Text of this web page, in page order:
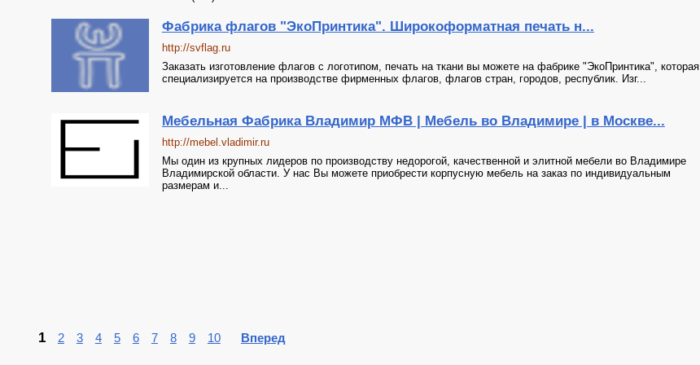
Фабрика флагов "ЭкоПринтика". Широкоформатная печать н...
http://svflag.ru
Заказать изготовление флагов с логотипом, печать на ткани вы можете на фабрике "ЭкоПринтика", которая
специализируется на производстве фирменных флагов, флагов стран, городов, республик. Изг...
Мебельная Фабрика Владимир МФВ | Мебель во Владимире | в Москве...
http://mebel.vladimir.ru
Мы один из крупных лидеров по производству недорогой, качественной и элитной мебели во Владимире
Владимирской области. У нас Вы можете приобрести корпусную мебель на заказ по индивидуальным
размерам и...
1 2 3 4 5 6 7 8 9 10 Вперед